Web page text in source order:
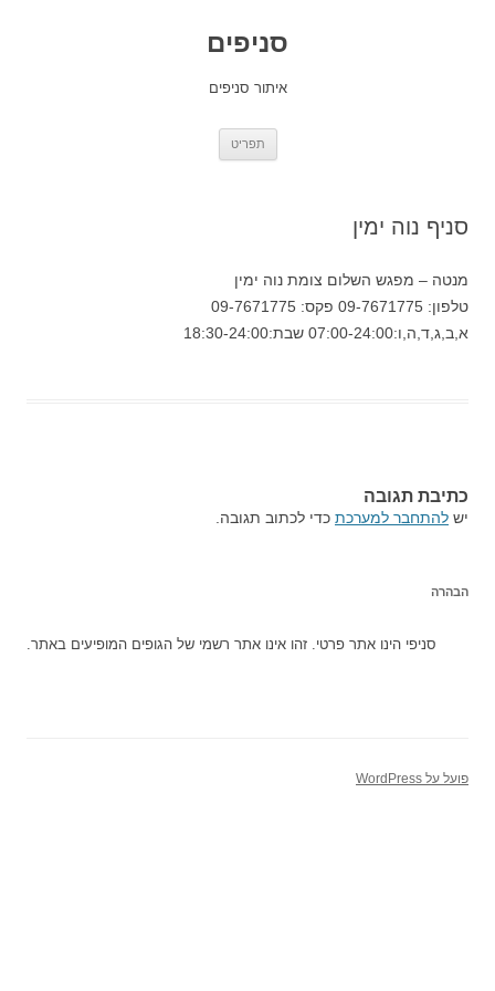
סניפים
איתור סניפים
תפריט
סניף נוה ימין
מנטה – מפגש השלום צומת נוה ימין
טלפון: 09-7671775 פקס: 09-7671775
א,ב,ג,ד,ה,ו:07:00-24:00 שבת:18:30-24:00
כתיבת תגובה
יש להתחבר למערכת כדי לכתוב תגובה.
הבהרה
סניפי הינו אתר פרטי. זהו אינו אתר רשמי של הגופים המופיעים באתר.
פועל על WordPress